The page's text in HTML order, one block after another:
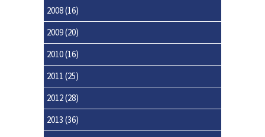
2008(16)
2009(20)
2010(16)
2011 (25)
2012(28)
2013 (36)